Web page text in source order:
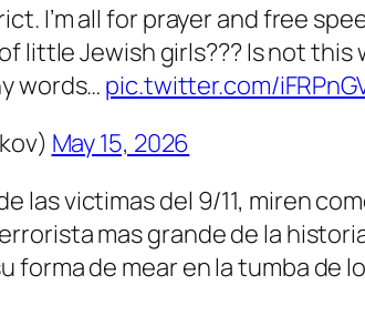
I’m all for prayer and free
Jewish girls??? Is not this
words… pic.twitter.com/
May 15, 2026
las victimas del 9/11, miren
mas grande de la
forma de mear en la tumba de